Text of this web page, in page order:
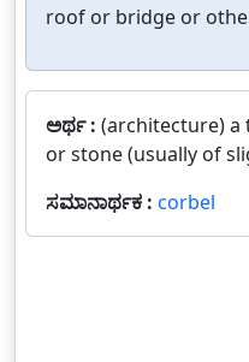
roof or bridge or
ಅರ್ಥ : (architecture)
or stone (usually of
ಸಮಾನಾರ್ಥಕ : corbel